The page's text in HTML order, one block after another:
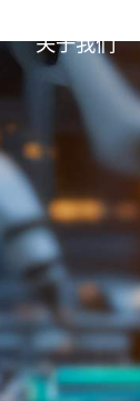
关于我们